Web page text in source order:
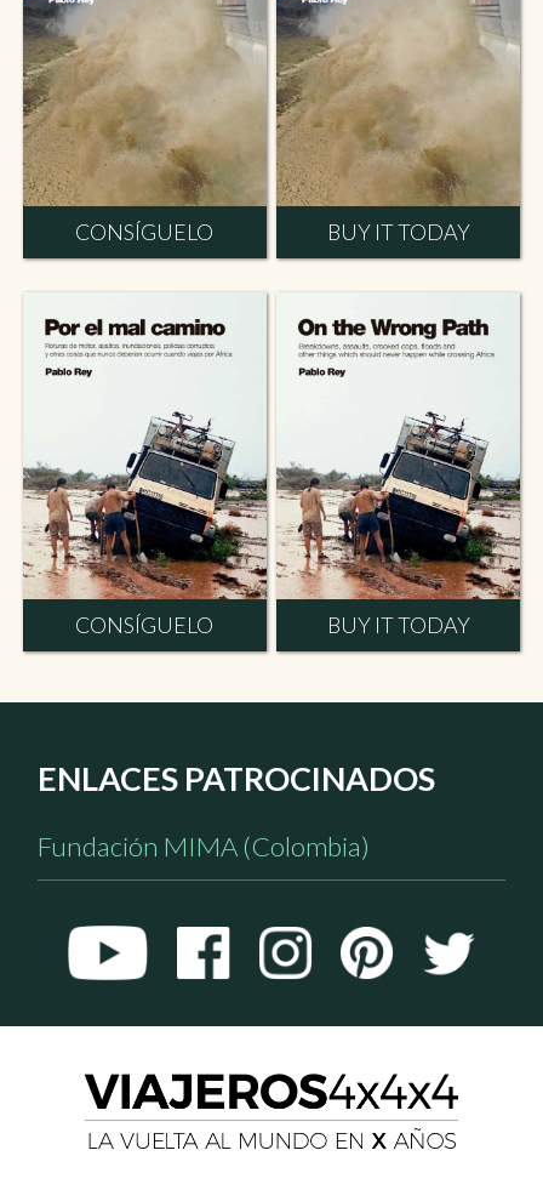
CONSÍGUELO BUY IT TODAY
CONSÍGUELO BUY IT TODAY
ENLACES PATROCINADOS
Fundación MIMA (Colombia)